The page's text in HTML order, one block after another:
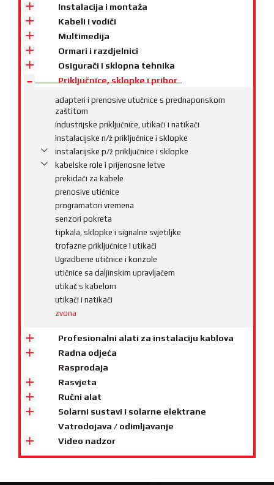
Instalacija i montaža
Kabeli i vodiči
Multimedija
Ormari i razdjelnici
Osigurači i sklopna tehnika
Priključnice, sklopke i pribor
adapteri i prenosive utučnice s prednaponskom
zaštitom
industrijske priključnice, utikači i natikači
instalacijske n/ž priključnice i sklopke
instalacijske p/ž priključnice i sklopke
kabelske role i prijenosne letve
prekidači za kabele
prenosive utičnice
programatori vremena
senzori pokreta
tipkala, sklopke i signalne svjetiljke
trofazne priključnice i utikači
Ugradbene utičnice i konzole
utičnice sa daljinskim upravljačem
utikač s kabelom
utikači i natikači
zvona
Profesionalni alati za instalaciju kablova
Radna odjeća
Rasprodaja
Rasvjeta
Ručni alat
Solarni sustavi i solarne elektrane
Vatrodojava / odimljavanje
Video nadzor